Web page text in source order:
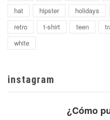
hat
hipster holidays
retro
t-shirt teen
white
instagram
¿Cómo